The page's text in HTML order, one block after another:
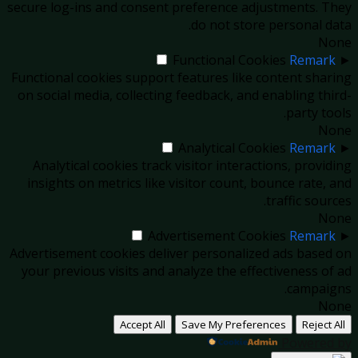
secure log-ins and consent preference adjustments. They
do not store personal data.
None
►
Functional Cookies Remark
Functional cookies support features like content sharing
on social media, collecting feedback, and enabling third-
party tools.
None
►
Analytical Cookies Remark
Analytical cookies track visitor interactions, providing
insights on metrics like visitor count, bounce rate, and
traffic sources.
None
►
Advertisement Cookies Remark
Advertisement cookies deliver personalized ads based on
your previous visits and analyze the effectiveness of ad
campaigns.
None
Reject All
Save My Preferences
Accept All